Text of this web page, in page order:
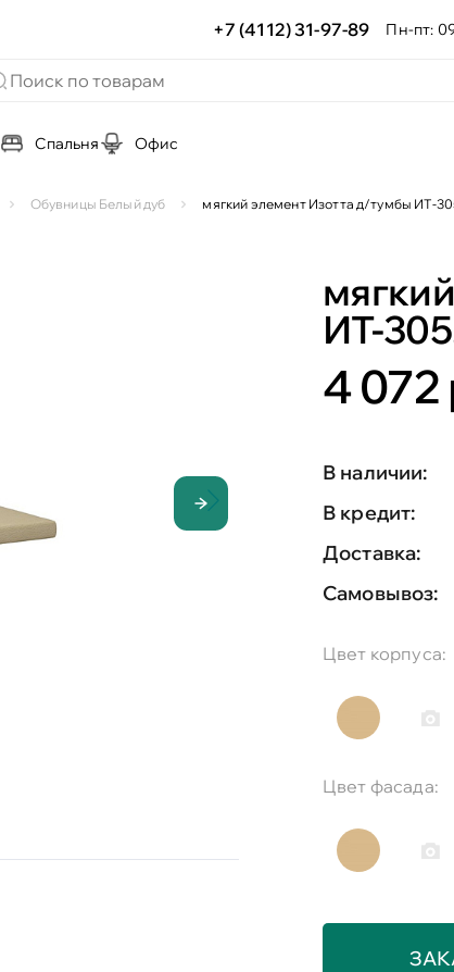
+7 (4112) 31-97-89 Пн-пт:
Спальня Офис
Обувницы Белый дуб мягкий элемент Изотта д/тумбы ИТ-
ИТ-
4 072
В наличии:
В кредит:
Доставка:
Самовывоз:
Цвет корпуса:
Цвет фасада: